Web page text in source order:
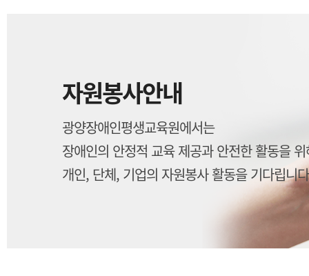
자원봉사안내
광양장애인평생교육원에서는
장애인의 안정적 교육 제공과 안전한 활동을
개인, 단체, 기업의 자원봉사 활동을 기다립니